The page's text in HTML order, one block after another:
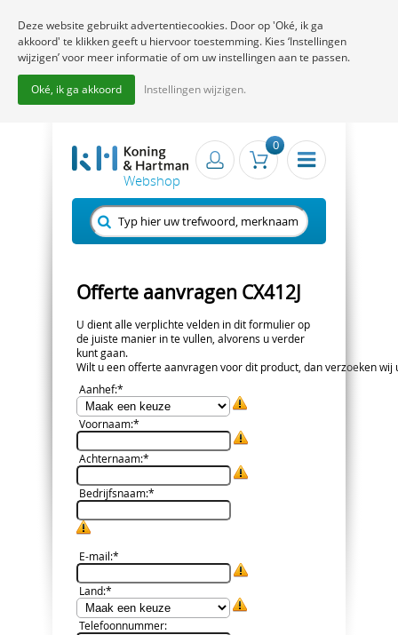
0
Offerte aanvragen CX412J
U dient alle verplichte velden in dit formulier op
de juiste manier in te vullen, alvorens u verder
kunt gaan.
Wilt u een offerte aanvragen voor dit product, dan verzoeken
Aanhef:*
Voornaam:*
Achternaam:*
Bedrijfsnaam:*
E-mail:*
Land:*
Telefoonnummer:
Deze website gebruikt advertentiecookies. Door op 'Oké, ik ga
akkoord' te klikken geeft u hiervoor toestemming. Kies ‘Instellingen
wijzigen’ voor meer informatie of om uw instellingen aan te passen.
Oké, ik ga akkoord Instellingen wijzigen.